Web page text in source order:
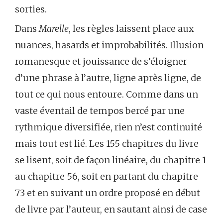
sorties.
DansMarelle, les règles laissent place aux
nuances, hasards et improbabilités. Illusion
romanesque et jouissance de s’éloigner
d’une phrase à l’autre, ligne après ligne, de
tout ce qui nous entoure. Comme dans un
vaste éventail de tempos bercé par une
rythmique diversifiée, rien n’est continuité
mais tout est lié. Les 155 chapitres du livre
se lisent, soit de façon linéaire, du chapitre 1
au chapitre 56, soit en partant du chapitre
73 et en suivant un ordre proposé en début
de livre par l’auteur, en sautant ainsi de case